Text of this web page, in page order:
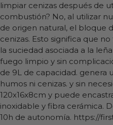
limpiar cenizas después de
combustión? No, al utilizar
de origen natural, el bloque
cenizas. Esto significa que
la suciedad asociada a la
fuego limpio y sin
de 9L de capacidad. genera
humos ni cenizas. y sin
120x16x8cm y puede
inoxidable y fibra cerámica.
10h de autonomía. https://